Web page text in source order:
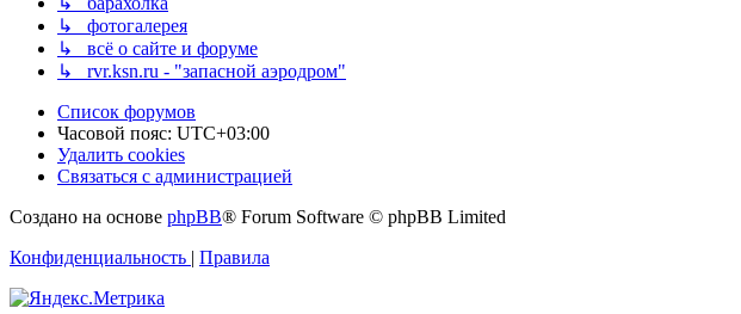
↳ фотогалерея
↳ всё о сайте и форуме
↳ rvr.ksn.ru - "запасной аэродром"
Список форумов
Часовой пояс: UTC+03:00
Удалить cookies
Связаться с администрацией
Создано на основе phpBB® Forum Software © phpBB Limited
Конфиденциальность | Правила